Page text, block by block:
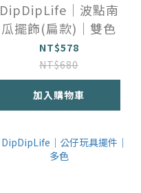
DipDipLife｜波點南
瓜擺飾(扁款)｜雙色
NT$578
NT$680
加入購物車